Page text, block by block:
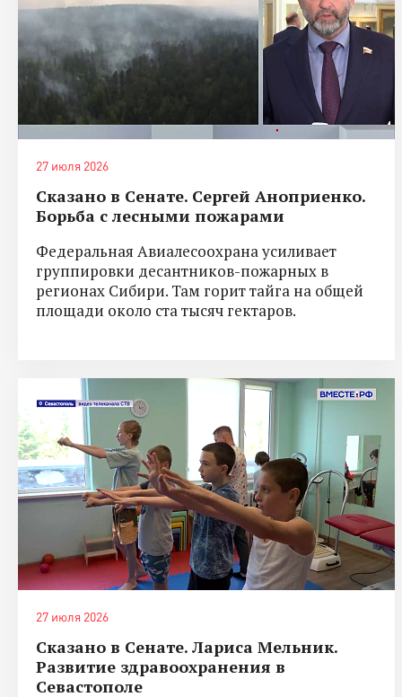
27 июля 2026
Сказано в Сенате. Сергей Аноприенко.
Борьба с лесными пожарами
Федеральная Авиалесоохрана усиливает
группировки десантников-пожарных в
регионах Сибири. Там горит тайга на общей
площади около ста тысяч гектаров.
27 июля 2026
Сказано в Сенате. Лариса Мельник.
Развитие здравоохранения в
Севастополе